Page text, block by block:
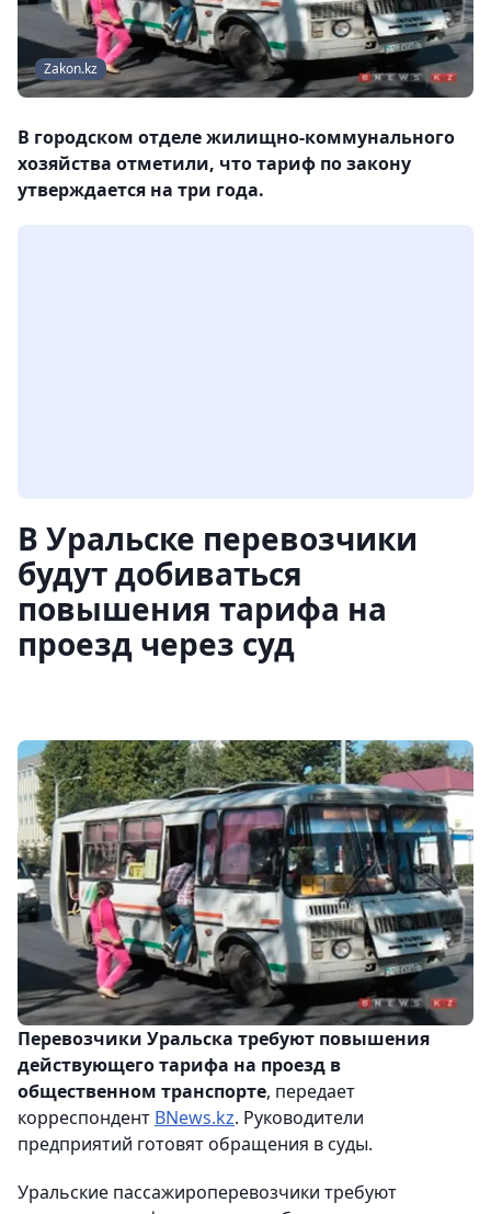
Zakon.kz
В городском отделе жилищно-коммунального
хозяйства отметили, что тариф по закону
утверждается на три года.
В Уральске перевозчики
будут добиваться
повышения тарифа на
проезд через суд
Перевозчики Уральска требуют повышения
действующего тарифа на проезд в
общественном транспорте, передает
корреспондент BNews.kz. Руководители
предприятий готовят обращения в суды.
Уральские паcсажироперевозчики требуют